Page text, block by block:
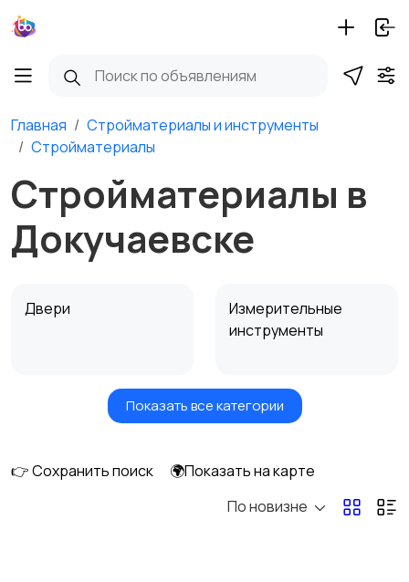
Главная
Стройматериалы и инструменты
Стройматериалы
Стройматериалы в
Докучаевске
Двери
Измерительные
инструменты
Отопление и
Ручные инструменты
Показать все категории
👉 Сохранить поиск
🌍Показать на карте
По новизне